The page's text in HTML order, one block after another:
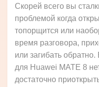
Скорей всего вы
проблемой когда
топорщится или
время разговора,
или загибать
для Huawei MATE 8
достаточно